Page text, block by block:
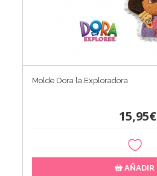
Molde Dora la Exploradora
15,95€
AÑADIR